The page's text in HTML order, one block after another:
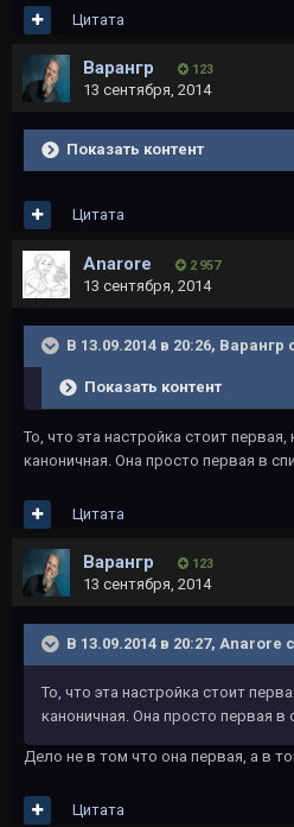
Цитата
Варангр 123
13 сентября, 2014
Показать контент
Цитата
Anarore 2 957
13 сентября, 2014
В 13.09.2014 в 20:26, Варангр
Показать контент
То, что эта настройка стоит первая,
каноничная. Она просто первая в
Цитата
Варангр 123
13 сентября, 2014
В 13.09.2014 в 20:27, Anarore
То, что эта настройка стоит
каноничная. Она просто первая в
Дело не в том что она первая, а в
Цитата